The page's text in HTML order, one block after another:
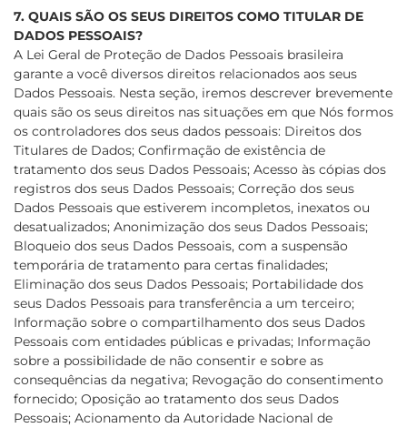
7. QUAIS SÃO OS SEUS DIREITOS COMO TITULAR DE
DADOS PESSOAIS?
A Lei Geral de Proteção de Dados Pessoais brasileira
garante a você diversos direitos relacionados aos seus
Dados Pessoais. Nesta seção, iremos descrever brevemente
quais são os seus direitos nas situações em que Nós formos
os controladores dos seus dados pessoais: Direitos dos
Titulares de Dados; Confirmação de existência de
tratamento dos seus Dados Pessoais; Acesso às cópias dos
registros dos seus Dados Pessoais; Correção dos seus
Dados Pessoais que estiverem incompletos, inexatos ou
desatualizados; Anonimização dos seus Dados Pessoais;
Bloqueio dos seus Dados Pessoais, com a suspensão
temporária de tratamento para certas finalidades;
Eliminação dos seus Dados Pessoais; Portabilidade dos
seus Dados Pessoais para transferência a um terceiro;
Informação sobre o compartilhamento dos seus Dados
Pessoais com entidades públicas e privadas; Informação
sobre a possibilidade de não consentir e sobre as
consequências da negativa; Revogação do consentimento
fornecido; Oposição ao tratamento dos seus Dados
Pessoais; Acionamento da Autoridade Nacional de